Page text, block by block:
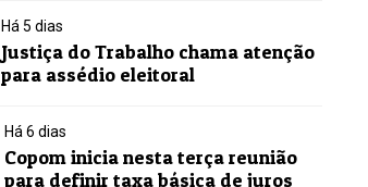
Há 5 dias
Justiça do Trabalho chama atenção
para assédio eleitoral
Há 6 dias
Copom inicia nesta terça reunião
para definir taxa básica de juros